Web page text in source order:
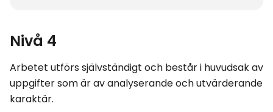
Nivå 4
Arbetet utförs självständigt och består i huvudsak av
uppgifter som är av analyserande och utvärderande
karaktär.